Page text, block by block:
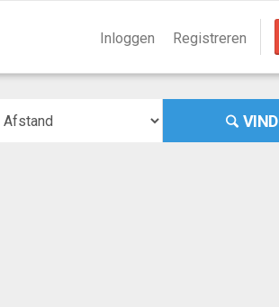
Inloggen Registreren
VIND